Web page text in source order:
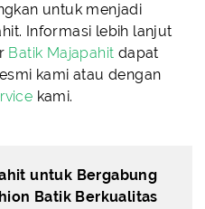
untuk menjadi
Informasi lebih lanjut
Batik Majapahit dapat
kami atau dengan
kami.
untuk Bergabung
Batik Berkualitas